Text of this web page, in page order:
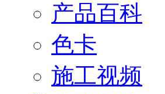
产品百科
色卡
施工视频